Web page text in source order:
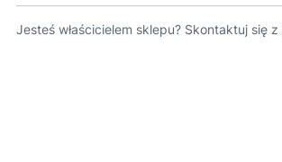
Jesteś właścicielem sklepu? Skontaktuj się z